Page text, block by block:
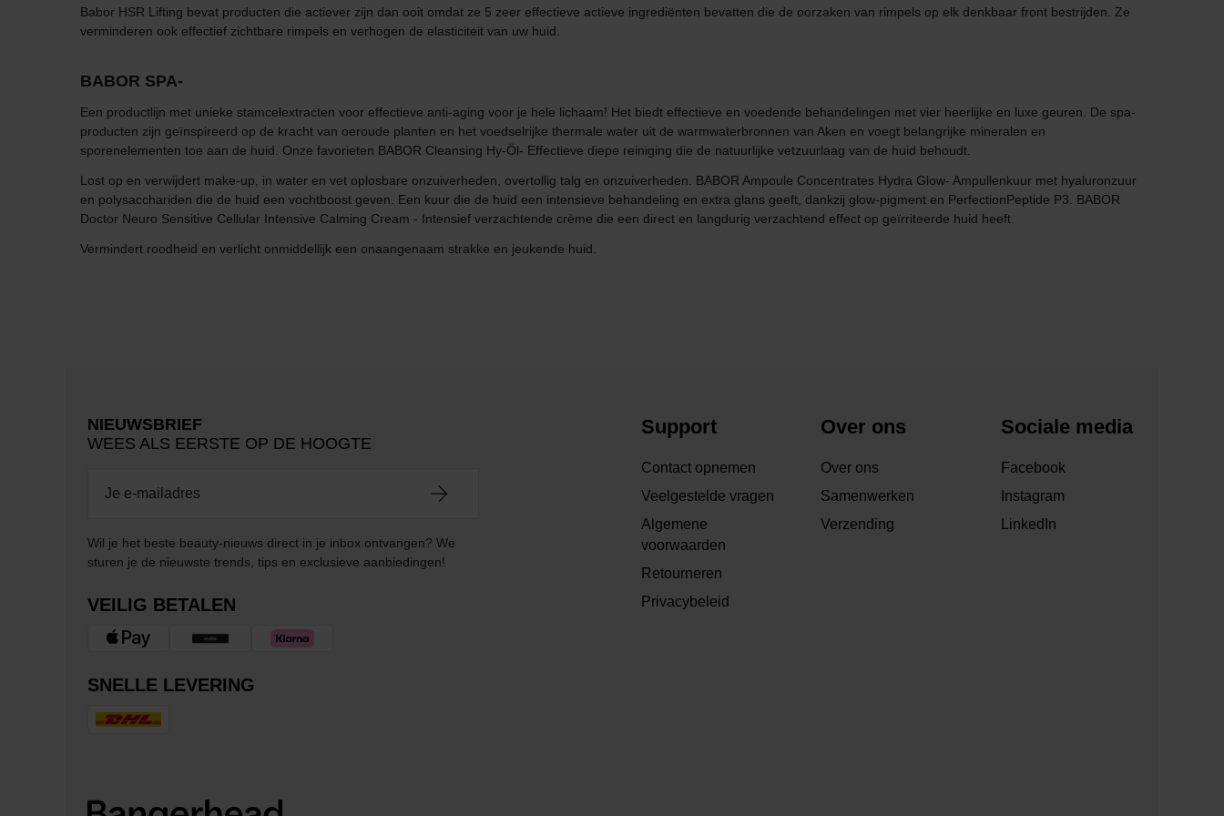
Babor HSR Lifting bevat producten die actiever zijn dan ooit omdat ze 5 zeer effectieve actieve ingrediënten bevatten die de oorzaken van rimpels op elk denkbaar front bestrijden. Ze
verminderen ook effectief zichtbare rimpels en verhogen de elasticiteit van uw huid.
BABOR SPA-
Een productlijn met unieke stamcelextracten voor effectieve anti-aging voor je hele lichaam! Het biedt effectieve en voedende behandelingen met vier heerlijke en luxe geuren. De spa-
producten zijn geïnspireerd op de kracht van oeroude planten en het voedselrijke thermale water uit de warmwaterbronnen van Aken en voegt belangrijke mineralen en
sporenelementen toe aan de huid. Onze favorieten BABOR Cleansing Hy-Öl- Effectieve diepe reiniging die de natuurlijke vetzuurlaag van de huid behoudt.
Lost op en verwijdert make-up, in water en vet oplosbare onzuiverheden, overtollig talg en onzuiverheden. BABOR Ampoule Concentrates Hydra Glow- Ampullenkuur met hyaluronzuur
en polysacchariden die de huid een vochtboost geven. Een kuur die de huid een intensieve behandeling en extra glans geeft, dankzij glow-pigment en PerfectionPeptide P3. BABOR
Doctor Neuro Sensitive Cellular Intensive Calming Cream - Intensief verzachtende crème die een direct en langdurig verzachtend effect op geïrriteerde huid heeft.
Vermindert roodheid en verlicht onmiddellijk een onaangenaam strakke en jeukende huid.
NIEUWSBRIEF
WEES ALS EERSTE OP DE HOOGTE
Wil je het beste beauty-nieuws direct in je inbox ontvangen? We
sturen je de nieuwste trends, tips en exclusieve aanbiedingen!
VEILIG BETALEN
SNELLE LEVERING
Support
Contact opnemen
Veelgestelde vragen
Algemene
voorwaarden
Retourneren
Privacybeleid
Over ons
Over ons
Samenwerken
Verzending
Sociale media
Facebook
Instagram
LinkedIn